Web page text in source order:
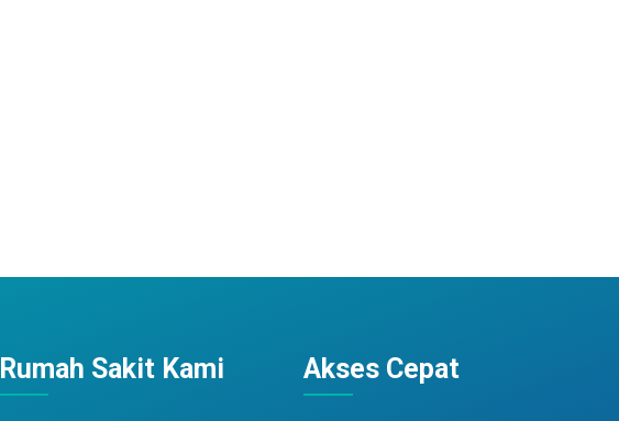
Rumah Sakit Kami Akses Cepat